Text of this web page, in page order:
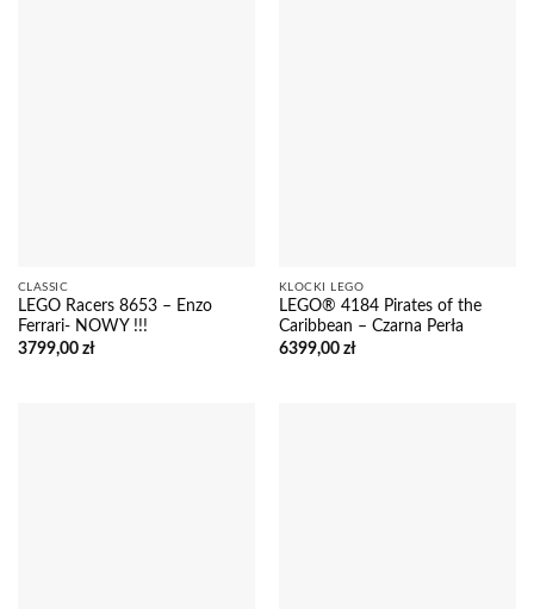
CLASSIC
LEGO Racers 8653 – Enzo
Ferrari- NOWY !!!
3799,00 zł
KLOCKI LEGO
LEGO® 4184 Pirates of the
Caribbean – Czarna Perła
6399,00 zł